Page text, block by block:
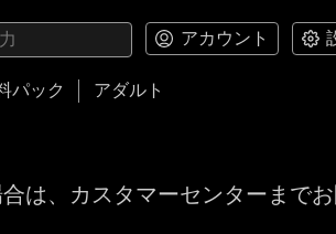
アカウント
パック アダルト
は、カスタマーセンターまで